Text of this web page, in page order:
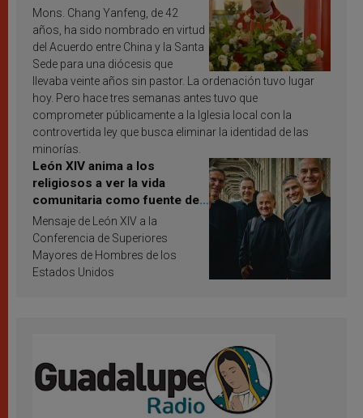
Mons. Chang Yanfeng, de 42
años, ha sido nombrado en virtud
del Acuerdo entre China y la Santa
Sede para una diócesis que
llevaba veinte años sin pastor. La ordenación tuvo lugar
hoy. Pero hace tres semanas antes tuvo que
comprometer públicamente a la Iglesia local con la
controvertida ley que busca eliminar la identidad de las
minorías.
León XIV anima a los
religiosos a ver la vida
comunitaria como fuente de
inspiración y santificación
Mensaje de León XIV a la
Conferencia de Superiores
Mayores de Hombres de los
Estados Unidos